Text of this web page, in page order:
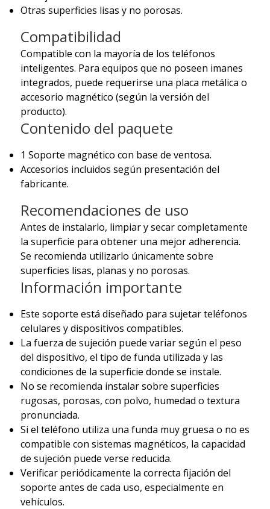
Otras superficies lisas y no porosas.
Compatibilidad
Compatible con la mayoría de los teléfonos
inteligentes. Para equipos que no poseen imanes
integrados, puede requerirse una placa metálica o
accesorio magnético (según la versión del
producto).
Contenido del paquete
1 Soporte magnético con base de ventosa.
Accesorios incluidos según presentación del
fabricante.
Recomendaciones de uso
Antes de instalarlo, limpiar y secar completamente
la superficie para obtener una mejor adherencia.
Se recomienda utilizarlo únicamente sobre
superficies lisas, planas y no porosas.
Información importante
Este soporte está diseñado para sujetar teléfonos
celulares y dispositivos compatibles.
La fuerza de sujeción puede variar según el peso
del dispositivo, el tipo de funda utilizada y las
condiciones de la superficie donde se instale.
No se recomienda instalar sobre superficies
rugosas, porosas, con polvo, humedad o textura
pronunciada.
Si el teléfono utiliza una funda muy gruesa o no es
compatible con sistemas magnéticos, la capacidad
de sujeción puede verse reducida.
Verificar periódicamente la correcta fijación del
soporte antes de cada uso, especialmente en
vehículos.